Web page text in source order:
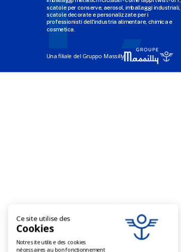
scatole per conserve, aerosol, imballaggi industriali,
scatole decorate e personalizzate per i
professionisti dell'industria alimentare, chimica e
cosmetica.
Una filiale del Gruppo Massilly